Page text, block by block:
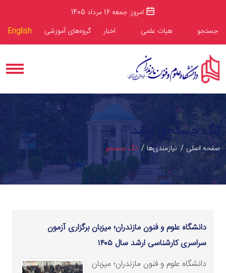
امروز: جمعه 16 مرداد 1405
جستجو
هیات علمی اخبار گروه‌های آموزشی English
تگ جستجو: ارشد
صفحه اصلی نیازمندی‌ها تگ جستجو
دانشگاه علوم و فنون مازندران؛ میزبان برگزاری آزمون
سراسری کارشناسی‌ارشدسال ۱۴۰۵
دانشگاه علوم و فنون مازندران؛ میزبان